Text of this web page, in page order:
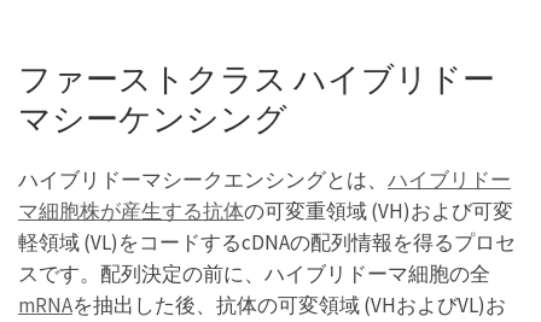
ファーストクラス ハイブリドー
マシーケンシング
ハイブリドーマシークエンシングとは、 ハイブリドー
マ細胞株が産生する抗体の可変重領域 (VH)および可変
軽領域 (VL)をコードするcDNAの配列情報を得るプロセ
スです。配列決定の前に、ハイブリドーマ細胞の全
mRNAを抽出した後、抗体の可変領域 (VHおよびVL)お